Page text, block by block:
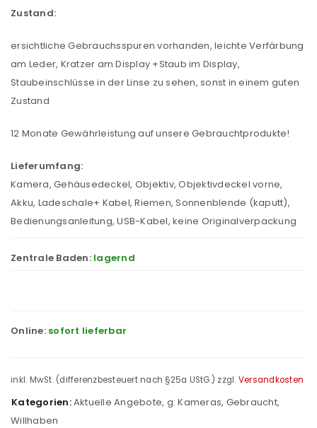
Zustand:
ersichtliche Gebrauchsspuren vorhanden, leichte Verfärbung
am Leder, Kratzer am Display +Staub im Display,
Staubeinschlüsse in der Linse zu sehen, sonst in einem guten
Zustand
12 Monate Gewährleistung auf unsere Gebrauchtprodukte!
Lieferumfang:
Kamera, Gehäusedeckel, Objektiv, Objektivdeckel vorne,
Akku, Ladeschale+ Kabel, Riemen, Sonnenblende (kaputt),
Bedienungsanleitung, USB-Kabel, keine Originalverpackung
Zentrale Baden: lagernd
Online: sofort lieferbar
inkl. MwSt. (differenzbesteuert nach §25a UStG.) zzgl. Versandkosten
Kategorien:Aktuelle Angebote, g: Kameras, Gebraucht,
Willhaben